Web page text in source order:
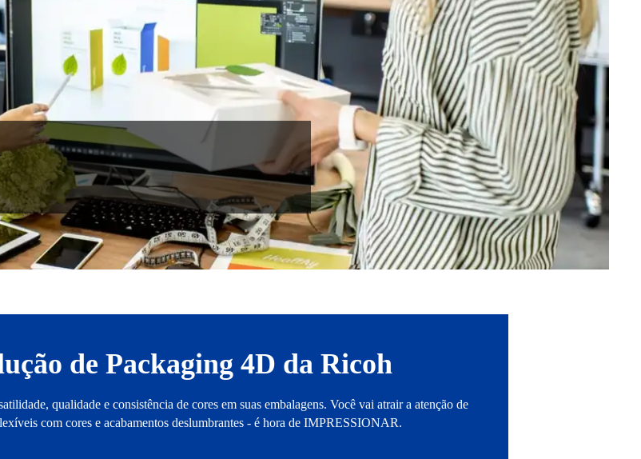
de Packaging 4D da Ricoh
qualidade e consistência de cores em suas embalagens. Você vai atrair a atenção de
com cores e acabamentos deslumbrantes - é hora de IMPRESSIONAR.